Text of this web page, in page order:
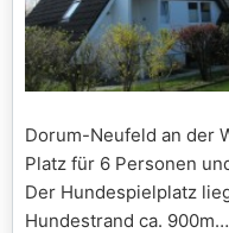
Dorum-Neufeld an der
Platz für 6 Personen
Der Hundespielplatz
Hundestrand ca. 900m